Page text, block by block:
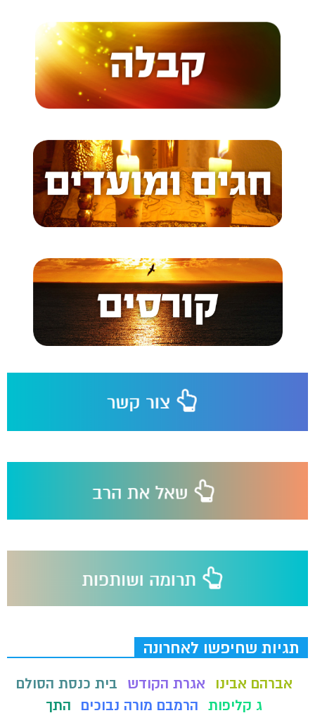
תגיות שחיפשו לאחרונה
אברהם אבינו אגרת הקודש
בית כנסת הסולם
ג קליפות הרמבם מורה נבוכים
התך